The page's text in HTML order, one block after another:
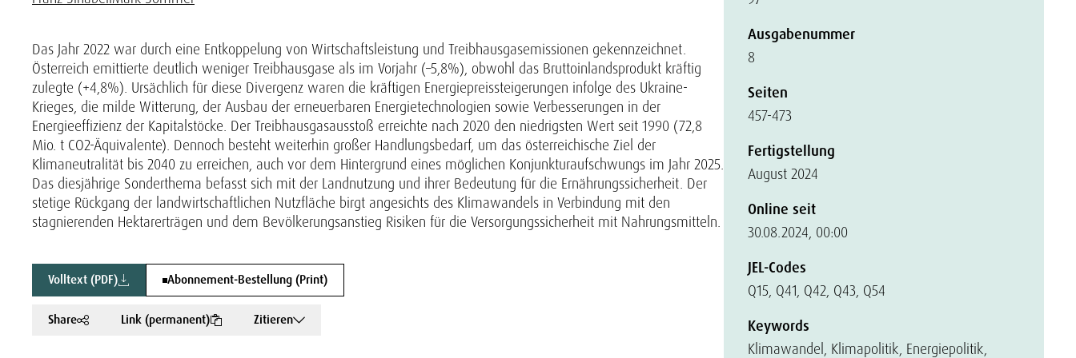
Das Jahr 2022 war durch eine Entkoppelung von Wirtschaftsleistung und Treibhausgasemissionen gekennzeichnet.
Österreich emittierte deutlich weniger Treibhausgase als im Vorjahr (–5,8%), obwohl das Bruttoinlandsprodukt kräftig
zulegte (+4,8%). Ursächlich für diese Divergenz waren die kräftigen Energiepreissteigerungen infolge des Ukraine-
Krieges, die milde Witterung, der Ausbau der erneuerbaren Energietechnologien sowie Verbesserungen in der
Energieeffizienz der Kapitalstöcke. Der Treibhausgasausstoß erreichte nach 2020 den niedrigsten Wert seit 1990 (72,8
Mio. t CO2-Äquivalente). Dennoch besteht weiterhin großer Handlungsbedarf, um das österreichische Ziel der
Klimaneutralität bis 2040 zu erreichen, auch vor dem Hintergrund eines möglichen Konjunkturaufschwungs im Jahr 2025.
Das diesjährige Sonderthema befasst sich mit der Landnutzung und ihrer Bedeutung für die Ernährungssicherheit. Der
stetige Rückgang der landwirtschaftlichen Nutzfläche birgt angesichts des Klimawandels in Verbindung mit den
stagnierenden Hektarerträgen und dem Bevölkerungsanstieg Risiken für die Versorgungssicherheit mit Nahrungsmitteln.
Volltext (PDF) Abonnement-Bestellung (Print)
Share Link (permanent) Zitieren
Ausgabenummer
8
Seiten
457-473
Fertigstellung
August 2024
Online seit
30.08.2024, 00:00
JEL-Codes
Q15, Q41, Q42, Q43, Q54
Keywords
Klimawandel, Klimapolitik, Energiepolitik,